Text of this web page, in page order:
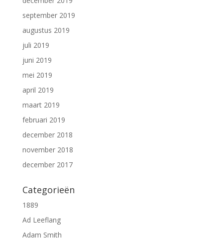
september 2019
augustus 2019
juli 2019
juni 2019
mei 2019
april 2019
maart 2019
februari 2019
december 2018
november 2018
december 2017
Categorieën
1889
Ad Leeflang
Adam Smith